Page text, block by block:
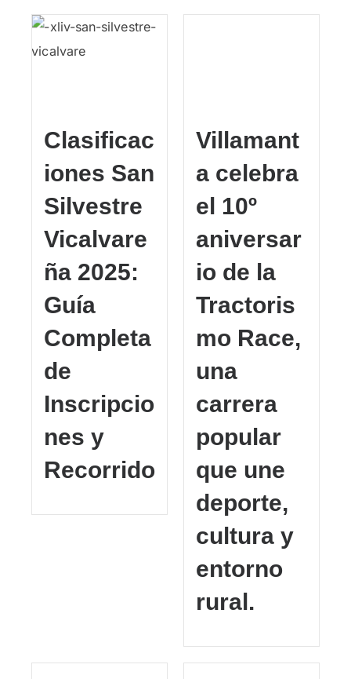
Clasificac
iones San
Silvestre
Vicalvare
ña 2025:
Guía
Completa
de
Inscripcio
nes y
Recorrido
Villamant
a celebra
el 10º
aniversar
io de la
Tractoris
mo Race,
una
carrera
popular
que une
deporte,
cultura y
entorno
rural.